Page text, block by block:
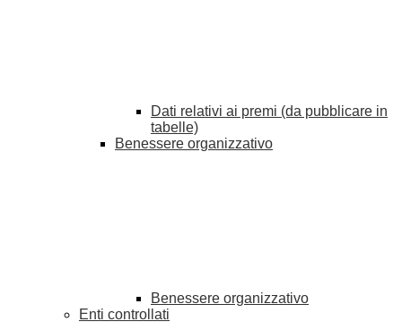
Dati relativi ai premi (da pubblicare in
tabelle)
Benessere organizzativo
Benessere organizzativo
Enti controllati